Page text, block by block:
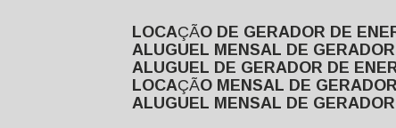
LOCAÇÃO DE GERADOR DE
ALUGUEL MENSAL DE
ALUGUEL DE GERADOR DE
LOCAÇÃO MENSAL DE
ALUGUEL MENSAL DE